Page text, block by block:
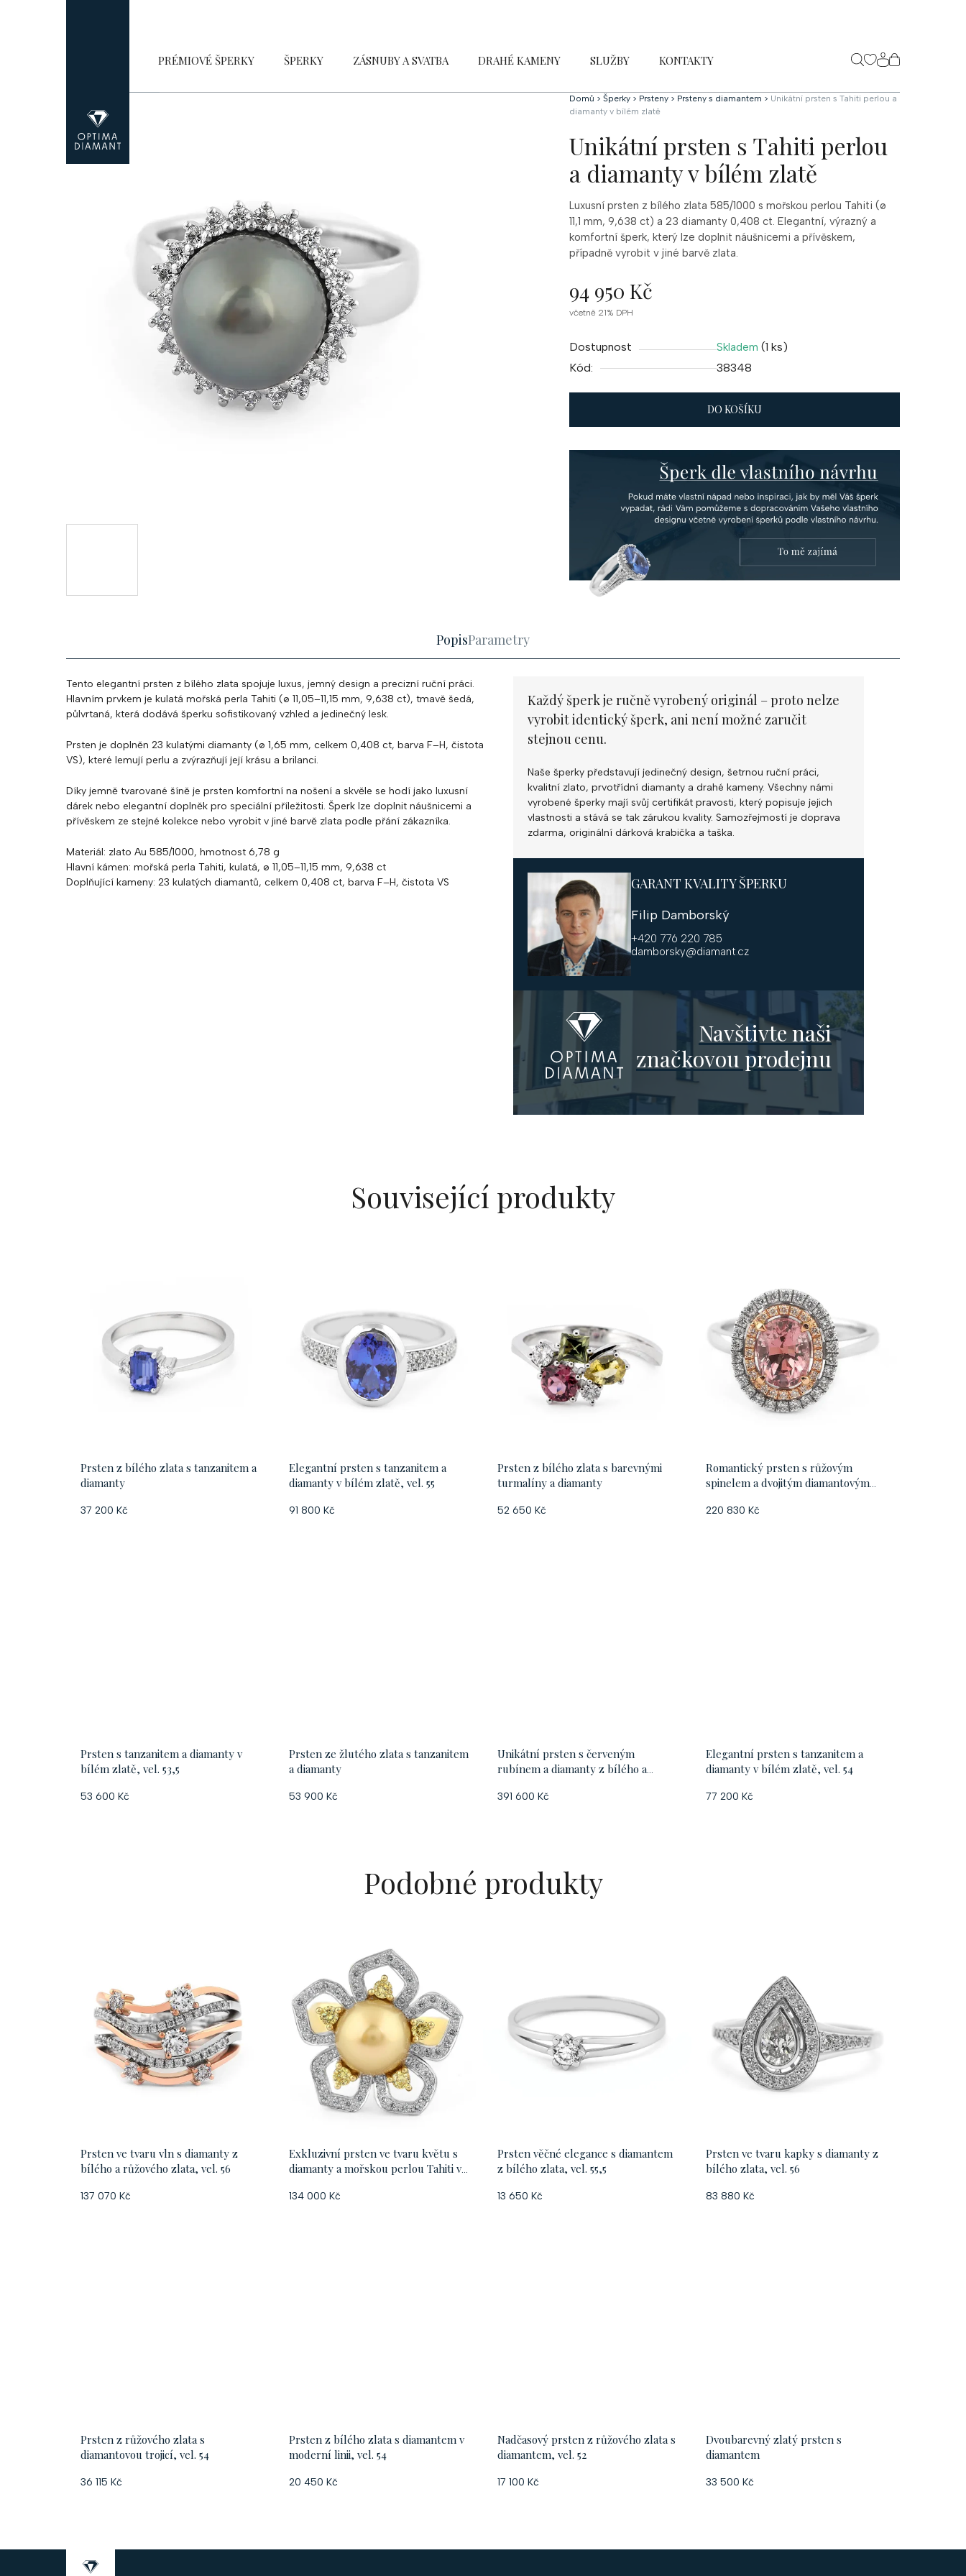
PRÉMIOVÉ ŠPERKY ŠPERKY ZÁSNUBY A SVATBA DRAHÉ KAMENY SLUŽBY KONTAKTY
NÁKUPNÍ
KOŠÍK
Domů > Šperky > Prsteny > Prsteny s diamantem > Unikátní prsten s Tahiti perlou a
diamanty v bílém zlatě
Unikátní prsten s Tahiti perlou
a diamanty v bílém zlatě
Luxusní prsten z bílého zlata 585/1000 s mořskou perlou Tahiti (ø
11,1 mm, 9,638 ct) a 23 diamanty 0,408 ct. Elegantní, výrazný a
komfortní šperk, který lze doplnit náušnicemi a přívěskem,
případně vyrobit v jiné barvě zlata.
94 950 Kč
Měrná
včetně 21% DPH
Dostupnost Skladem (1 ks)
Kód:
38348
DO KOŠÍKU
PopisParametry
Tento elegantní prsten z bílého zlata spojuje luxus, jemný design a precizní ruční práci.
Hlavním prvkem je kulatá mořská perla Tahiti (ø 11,05–11,15 mm, 9,638 ct), tmavě šedá,
půlvrtaná, která dodává šperku sofistikovaný vzhled a jedinečný lesk.
Prsten je doplněn 23 kulatými diamanty (ø 1,65 mm, celkem 0,408 ct, barva F–H, čistota
VS), které lemují perlu a zvýrazňují její krásu a brilanci.
Díky jemně tvarované šíně je prsten komfortní na nošení a skvěle se hodí jako luxusní
dárek nebo elegantní doplněk pro speciální příležitosti. Šperk lze doplnit náušnicemi a
přívěskem ze stejné kolekce nebo vyrobit v jiné barvě zlata podle přání zákazníka.
Materiál: zlato Au 585/1000, hmotnost 6,78 g
Hlavní kámen: mořská perla Tahiti, kulatá, ø 11,05–11,15 mm, 9,638 ct
Doplňující kameny: 23 kulatých diamantů, celkem 0,408 ct, barva F–H, čistota VS
Každý šperk je ručně vyrobený originál – proto nelze
vyrobit identický šperk, ani není možné zaručit
stejnou cenu.
Naše šperky představují jedinečný design, šetrnou ruční práci,
kvalitní zlato, prvotřídní diamanty a drahé kameny. Všechny námi
vyrobené šperky mají svůj certifikát pravosti, který popisuje jejich
vlastnosti a stává se tak zárukou kvality. Samozřejmostí je doprava
zdarma, originální dárková krabička a taška.
GARANT KVALITY ŠPERKU
Filip Damborský
+420 776 220 785
damborsky@diamant.cz
Navštivte naši
značkovou prodejnu
Související produkty
Prsten z bílého zlata s tanzanitem a
diamanty
37 200 Kč
Elegantní prsten s tanzanitem a
diamanty v bílém zlatě, vel. 55
91 800 Kč
Prsten z bílého zlata s barevnými
turmalíny a diamanty
52 650 Kč
Romantický prsten s růžovým
spinelem a dvojitým diamantovým
růžového zlata, vel. 56
220 830 Kč
Prsten s tanzanitem a diamanty v
bílém zlatě, vel. 53,5
53 600 Kč
Prsten ze žlutého zlata s tanzanitem
a diamanty
53 900 Kč
Unikátní prsten s červeným
rubínem a diamanty z bílého a
391 600 Kč
Elegantní prsten s tanzanitem a
diamanty v bílém zlatě, vel. 54
77 200 Kč
Podobné produkty
Prsten ve tvaru vln s diamanty z
bílého a růžového zlata, vel. 56
137 070 Kč
Exkluzivní prsten ve tvaru květu s
diamanty a mořskou perlou Tahiti v
vel. 55
134 000 Kč
Prsten věčné elegance s diamantem
z bílého zlata, vel. 55,5
13 650 Kč
Prsten ve tvaru kapky s diamanty z
bílého zlata, vel. 56
83 880 Kč
Prsten z růžového zlata s
diamantovou trojicí, vel. 54
36 115 Kč
Prsten z bílého zlata s diamantem v
moderní linii, vel. 54
20 450 Kč
Nadčasový prsten z růžového zlata s
diamantem, vel. 52
17 100 Kč
Dvoubarevný zlatý prsten s
diamantem
33 500 Kč